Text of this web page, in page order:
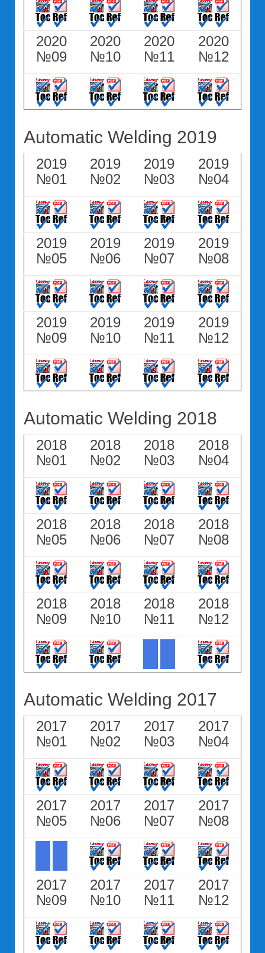
2020
№09
2020
№10
2020
№11
2020
№12
Automatic Welding 2019
2019
№01
2019
№02
2019
№03
2019
№04
2019
№05
2019
№06
2019
№07
2019
№08
2019
№09
2019
№10
2019
№11
2019
№12
Automatic Welding 2018
2018
№01
2018
№02
2018
№03
2018
№04
2018
№05
2018
№06
2018
№07
2018
№08
2018
№09
2018
№10
2018
№11
2018
№12
Automatic Welding 2017
2017
№01
2017
№02
2017
№03
2017
№04
2017
№05
2017
№06
2017
№07
2017
№08
2017
№09
2017
№10
2017
№11
2017
№12